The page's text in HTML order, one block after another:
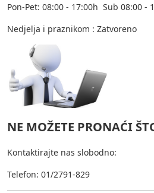
Pon-Pet: 08:00 - 17:00h Sub 08:00 -
Nedjelja i praznikom : Zatvoreno
NE MOŽETE PRONAĆI
Kontaktirajte nas slobodno:
Telefon: 01/2791-829